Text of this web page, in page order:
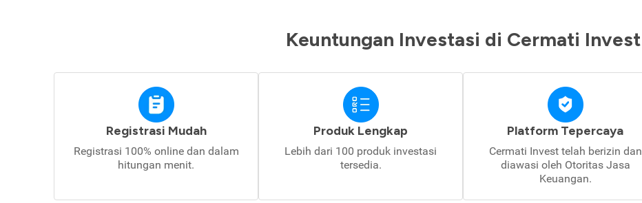
Keuntungan Investasi di Cermati Invest
Registrasi Mudah
Registrasi 100% online dan dalam
hitungan menit.
Produk Lengkap
Lebih dari 100 produk investasi
tersedia.
Platform Tepercaya
Cermati Invest telah berizin dan
diawasi oleh Otoritas Jasa
Keuangan.